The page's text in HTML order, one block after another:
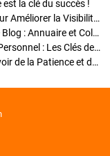
la clé du succès !
Optimisation SEO des Articles : Stratégies pour Améliorer la Visibilité de Votre Blog
Stratégies pour améliorer la visibilité de votre Blog : Annuaire et Collaborations
Pourquoi Investir dans un Nom de Domaine Personnel : Les Clés de la Réussite de Votre Blog
Comment Faire Émerger Votre Blog : Le Pouvoir de la Patience et de la Persévérance